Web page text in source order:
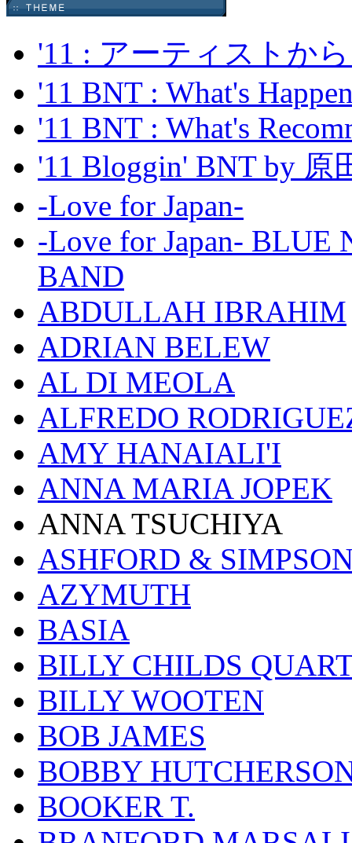
'11 : アーティストか
'11 BNT : What's
'11 BNT : What's
'11 Bloggin' BNT by 原
-Love for Japan-
-Love for Japan- BLUE
BAND
ABDULLAH IBRAHIM
ADRIAN BELEW
AL DI MEOLA
ALFREDO
AMY HANAIALI'I
ANNA MARIA JOPEK
ANNA TSUCHIYA
ASHFORD &
AZYMUTH
BASIA
BILLY CHILDS
BILLY WOOTEN
BOB JAMES
BOBBY
BOOKER T.